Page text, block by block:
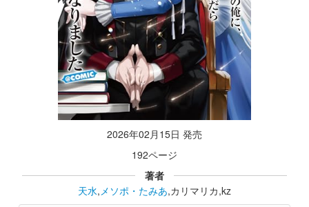
2026年02月15日 発売
192ページ
著者
天水, メソポ・たみあ,カリマリカ,kz